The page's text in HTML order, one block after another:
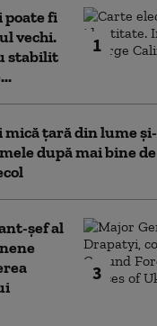
1
poate fi
vechi.
stabilit
mică țară din lume și-
după mai bine de
3
șef al